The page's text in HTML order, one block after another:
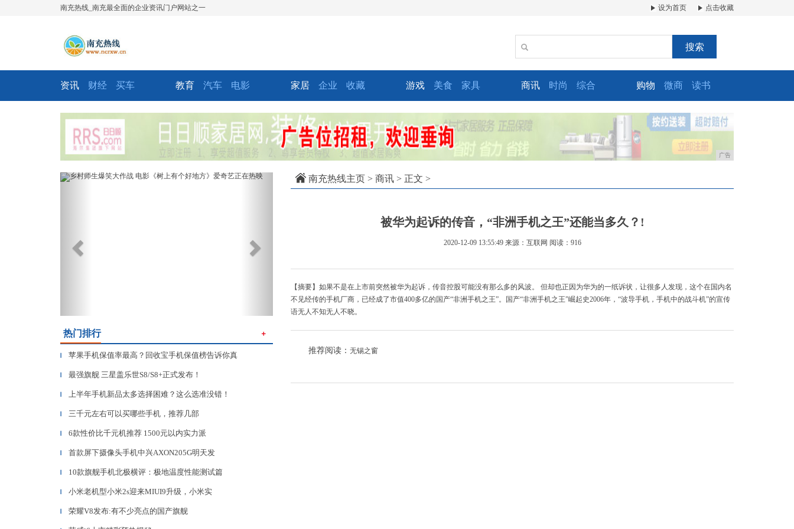
南充热线_南充最全面的企业资讯门户网站之一 设为首页 点击收藏
搜索
资讯 财经 买车 教育 汽车 电影 家居 企业 收藏 游戏 美食 家具 商讯 时尚 综合 购物 微商 读书
广告
Previous Next
热门排行 ＋
▎ 苹果手机保值率最高？回收宝手机保值榜告诉你真
▎ 最强旗舰 三星盖乐世S8/S8+正式发布！
▎ 上半年手机新品太多选择困难？这么选准没错！
▎ 三千元左右可以买哪些手机，推荐几部
▎ 6款性价比千元机推荐 1500元以内实力派
▎ 首款屏下摄像头手机中兴AXON205G明天发
▎ 10款旗舰手机北极横评：极地温度性能测试篇
▎ 小米老机型小米2s迎来MIUI9升级，小米实
▎ 荣耀V8发布:有不少亮点的国产旗舰
南充热线主页 > 商讯 > 正文 >
被华为起诉的传音，“非洲手机之王”还能当多久？!
2020-12-09 13:55:49 来源：互联网 阅读：916
【摘要】如果不是在上市前突然被华为起诉，传音控股可能没有那么多的风波。 但却也正因为华为的一纸诉状，让很多人发现，这个在国内名
不见经传的手机厂商，已经成了市值400多亿的国产“非洲手机之王”。国产“非洲手机之王”崛起史2006年，“波导手机，手机中的战斗机”的宣传
语无人不知无人不晓。
推荐阅读： 无锡之窗